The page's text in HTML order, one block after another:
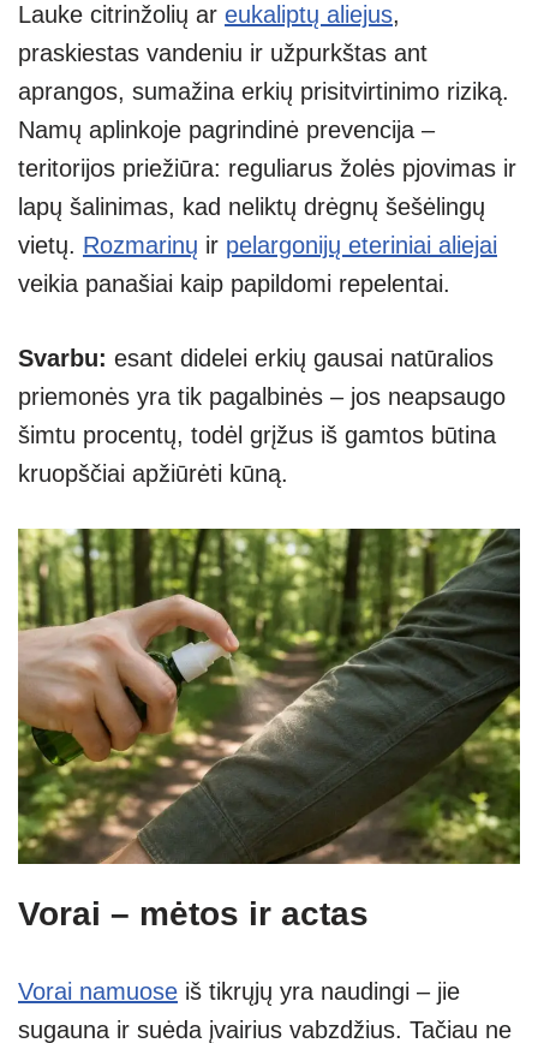
Lauke citrinžolių ar eukaliptų aliejus,
praskiestas vandeniu ir užpurkštas ant
aprangos, sumažina erkių prisitvirtinimo riziką.
Namų aplinkoje pagrindinė prevencija –
teritorijos priežiūra: reguliarus žolės pjovimas ir
lapų šalinimas, kad neliktų drėgnų šešėlingų
vietų. Rozmarinų ir pelargonijų eteriniai aliejai
veikia panašiai kaip papildomi repelentai.
Svarbu: esant didelei erkių gausai natūralios
priemonės yra tik pagalbinės – jos neapsaugo
šimtu procentų, todėl grįžus iš gamtos būtina
kruopščiai apžiūrėti kūną.
Vorai – mėtos ir actas
Vorai namuose iš tikrųjų yra naudingi – jie
sugauna ir suėda įvairius vabzdžius. Tačiau ne